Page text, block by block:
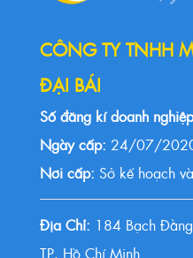
CÔNG TY TNHH
ĐẠI BÁI
Số đăng kí doanh
Ngày cấp: 24/07/
Nơi cấp: Sở kế hoạch
Địa Chỉ: 184 Bạch
TP. Hồ Chí Minh